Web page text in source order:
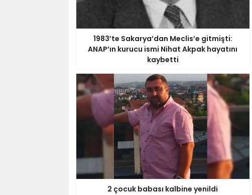
1983’te Sakarya’dan Meclis’e gitmişti:
ANAP’ın kurucu ismi Nihat Akpak hayatını
kaybetti
2 çocuk babası kalbine yenildi